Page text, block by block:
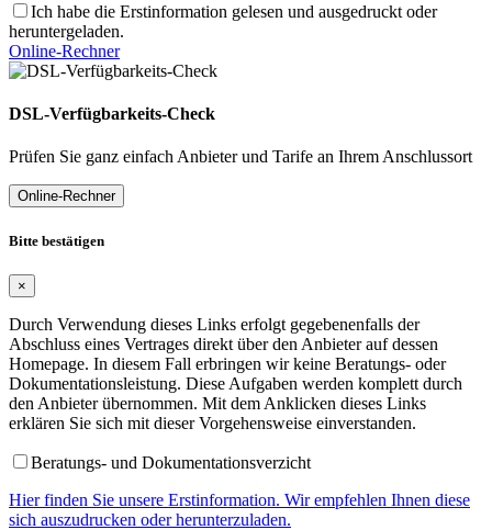
Ich habe die Erstinformation gelesen und ausgedruckt oder
heruntergeladen.
Online-Rechner
DSL-Verfügbarkeits-Check
Prüfen Sie ganz einfach Anbieter und Tarife an Ihrem Anschlussort
Online-Rechner
Bitte bestätigen
×
Durch Verwendung dieses Links erfolgt gegebenenfalls der
Abschluss eines Vertrages direkt über den Anbieter auf dessen
Homepage. In diesem Fall erbringen wir keine Beratungs- oder
Dokumentationsleistung. Diese Aufgaben werden komplett durch
den Anbieter übernommen. Mit dem Anklicken dieses Links
erklären Sie sich mit dieser Vorgehensweise einverstanden.
Beratungs- und Dokumentationsverzicht
Hier finden Sie unsere Erstinformation. Wir empfehlen Ihnen diese
sich auszudrucken oder herunterzuladen.